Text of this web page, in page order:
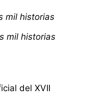
mil historias
mil historias
del XVII